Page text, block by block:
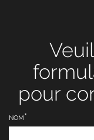
pour
NOM